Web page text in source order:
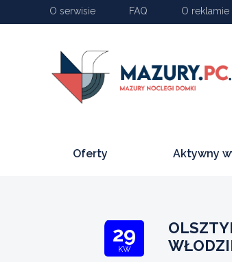
O serwisie FAQ O reklamie
Oferty Aktywny
29
KW